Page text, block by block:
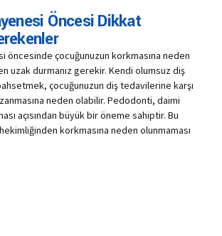
Öncesi Dikkat
öncesinde çocuğunuzun korkmasına neden
uzak durmanız gerekir. Kendi olumsuz diş
çocuğunuzun diş tedavilerine karşı
neden olabilir. Pedodonti, daimi
açısından büyük bir öneme sahiptir. Bu
korkmasına neden olunmaması